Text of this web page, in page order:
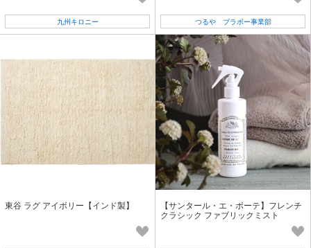
九州キロニー つるや ブラボー事業部
東谷 ラグ アイボリー【インド製】
【サンタール・エ・ボーテ】フレンチ
クラシック ファブリックミスト